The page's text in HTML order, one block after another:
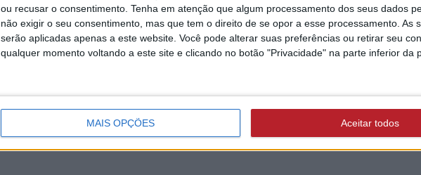
ou recusar o consentimento. Tenha em atenção que algum processamento dos seus dados
não exigir o seu consentimento, mas que tem o direito de se opor a esse processamento. As
serão aplicadas apenas a este website. Você pode alterar suas preferências ou retirar seu
qualquer momento voltando a este site e clicando no botão "Privacidade" na parte inferior da
MAIS OPÇÕES Aceitar todos